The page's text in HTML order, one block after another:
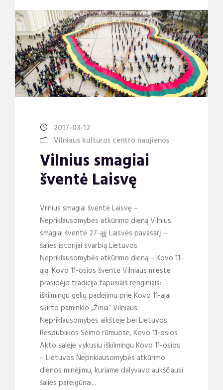
2017-03-12
Vilniaus kultūros centro naujienos
Vilnius smagiai
šventė Laisvę
Vilnius smagiai šventė Laisvę –
Nepriklausomybės atkūrimo dieną Vilnius
smagiai šventė 27-ąjį Laisvės pavasarį –
šalies istorijai svarbią Lietuvos
Nepriklausomybės atkūrimo dieną – Kovo 11-
ąją. Kovo 11-osios šventė Vilniaus mieste
prasidėjo tradicija tapusiais renginiais:
iškilmingu gėlių padėjimu prie Kovo 11-ajai
skirto paminklo „Žinia“ Vilniaus
Nepriklausomybės aikštėje bei Lietuvos
Respublikos Seimo rūmuose, Kovo 11-osios
Akto salėje vykusiu iškilmingu Kovo 11-osios
– Lietuvos Nepriklausomybės atkūrimo
dienos minėjimu, kuriame dalyvavo aukščiausi
šalies pareigūnai...